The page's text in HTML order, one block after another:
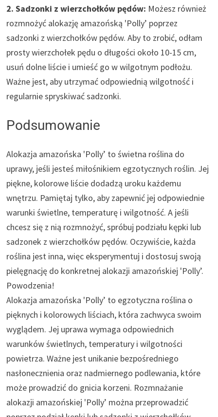
2. Sadzonki z wierzchołków pędów: Możesz również
rozmnożyć alokazję amazońską 'Polly’ poprzez
sadzonki z wierzchołków pędów. Aby to zrobić, odłam
prosty wierzchołek pędu o długości około 10-15 cm,
usuń dolne liście i umieść go w wilgotnym podłożu.
Ważne jest, aby utrzymać odpowiednią wilgotność i
regularnie spryskiwać sadzonki.
Podsumowanie
Alokazja amazońska 'Polly’ to świetna roślina do
uprawy, jeśli jesteś miłośnikiem egzotycznych roślin. Jej
piękne, kolorowe liście dodadzą uroku każdemu
wnętrzu. Pamiętaj tylko, aby zapewnić jej odpowiednie
warunki świetlne, temperaturę i wilgotność. A jeśli
chcesz się z nią rozmnożyć, spróbuj podziału kępki lub
sadzonek z wierzchołków pędów. Oczywiście, każda
roślina jest inna, więc eksperymentuj i dostosuj swoją
pielęgnację do konkretnej alokazji amazońskiej 'Polly’.
Powodzenia!
Alokazja amazońska 'Polly’ to egzotyczna roślina o
pięknych i kolorowych liściach, która zachwyca swoim
wyglądem. Jej uprawa wymaga odpowiednich
warunków świetlnych, temperatury i wilgotności
powietrza. Ważne jest unikanie bezpośredniego
nasłonecznienia oraz nadmiernego podlewania, które
może prowadzić do gnicia korzeni. Rozmnażanie
alokazji amazońskiej 'Polly’ można przeprowadzić